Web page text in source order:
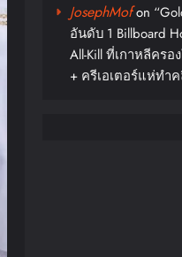
JosephMofon
อันดับ 1 Billboard
All-Kill ที่เกาหลีคร
+ ครีเอเตอร์แห่ทำ